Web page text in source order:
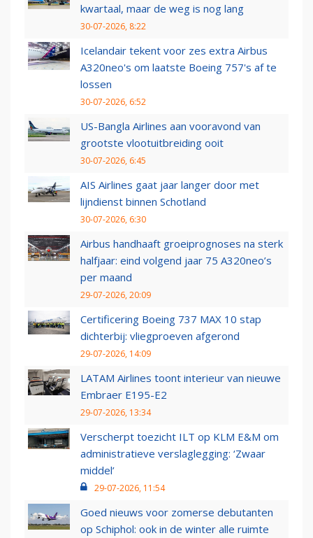
kwartaal, maar de weg is nog lang
30-07-2026, 8:22
Icelandair tekent voor zes extra Airbus
A320neo's om laatste Boeing 757's af te
lossen
30-07-2026, 6:52
US-Bangla Airlines aan vooravond van
grootste vlootuitbreiding ooit
30-07-2026, 6:45
AIS Airlines gaat jaar langer door met
lijndienst binnen Schotland
30-07-2026, 6:30
Airbus handhaaft groeiprognoses na sterk
halfjaar: eind volgend jaar 75 A320neo’s
per maand
29-07-2026, 20:09
Certificering Boeing 737 MAX 10 stap
dichterbij: vliegproeven afgerond
29-07-2026, 14:09
LATAM Airlines toont interieur van nieuwe
Embraer E195-E2
29-07-2026, 13:34
Verscherpt toezicht ILT op KLM E&M om
administratieve verslaglegging: ‘Zwaar
middel’
29-07-2026, 11:54
Goed nieuws voor zomerse debutanten
op Schiphol: ook in de winter alle ruimte